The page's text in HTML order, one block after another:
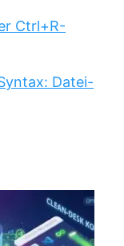
Ctrl+R-
Datei-